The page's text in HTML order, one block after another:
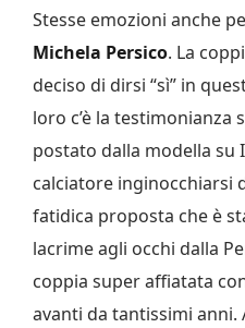
Stesse emozioni anche
Michela Persico. La
deciso di dirsi “sì” in
loro c’è la testimonianza
postato dalla modella su
calciatore inginocchiarsi
fatidica proposta che è
lacrime agli occhi dalla
coppia super affiatata
avanti da tantissimi